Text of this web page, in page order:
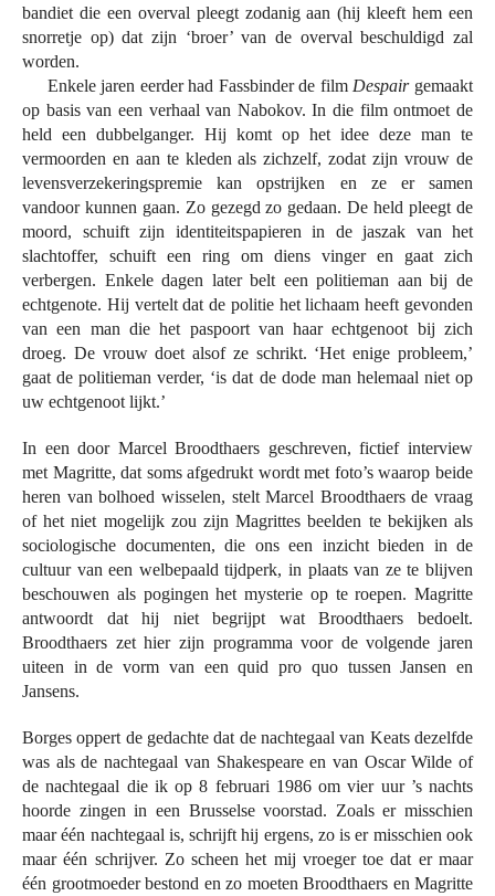
bandiet die een overval pleegt zodanig aan (hij kleeft hem een
snorretje op) dat zijn ‘broer’ van de overval beschuldigd zal
worden.
Enkele jaren eerder had Fassbinder de film Despairgemaakt
op basis van een verhaal van Nabokov. In die film ontmoet de
held een dubbelganger. Hij komt op het idee deze man te
vermoorden en aan te kleden als zichzelf, zodat zijn vrouw de
levensverzekeringspremie kan opstrijken en ze er samen
vandoor kunnen gaan. Zo gezegd zo gedaan. De held pleegt de
moord, schuift zijn identiteitspapieren in de jaszak van het
slachtoffer, schuift een ring om diens vinger en gaat zich
verbergen. Enkele dagen later belt een politieman aan bij de
echtgenote. Hij vertelt dat de politie het lichaam heeft gevonden
van een man die het paspoort van haar echtgenoot bij zich
droeg. De vrouw doet alsof ze schrikt. ‘Het enige probleem,’
gaat de politieman verder, ‘is dat de dode man helemaal niet op
uw echtgenoot lijkt.’
In een door Marcel Broodthaers geschreven, fictief interview
met Magritte, dat soms afgedrukt wordt met foto’s waarop beide
heren van bolhoed wisselen, stelt Marcel Broodthaers de vraag
of het niet mogelijk zou zijn Magrittes beelden te bekijken als
sociologische documenten, die ons een inzicht bieden in de
cultuur van een welbepaald tijdperk, in plaats van ze te blijven
beschouwen als pogingen het mysterie op te roepen. Magritte
antwoordt dat hij niet begrijpt wat Broodthaers bedoelt.
Broodthaers zet hier zijn programma voor de volgende jaren
uiteen in de vorm van een quid pro quo tussen Jansen en
Jansens.
Borges oppert de gedachte dat de nachtegaal van Keats dezelfde
was als de nachtegaal van Shakespeare en van Oscar Wilde of
de nachtegaal die ik op 8 februari 1986 om vier uur ’s nachts
hoorde zingen in een Brusselse voorstad. Zoals er misschien
maar één nachtegaal is, schrijft hij ergens, zo is er misschien ook
maar één schrijver. Zo scheen het mij vroeger toe dat er maar
één grootmoeder bestond en zo moeten Broodthaers en Magritte